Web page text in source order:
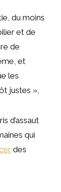
du moins
et de
de
et
les
justes ».
d’assaut
qui
des